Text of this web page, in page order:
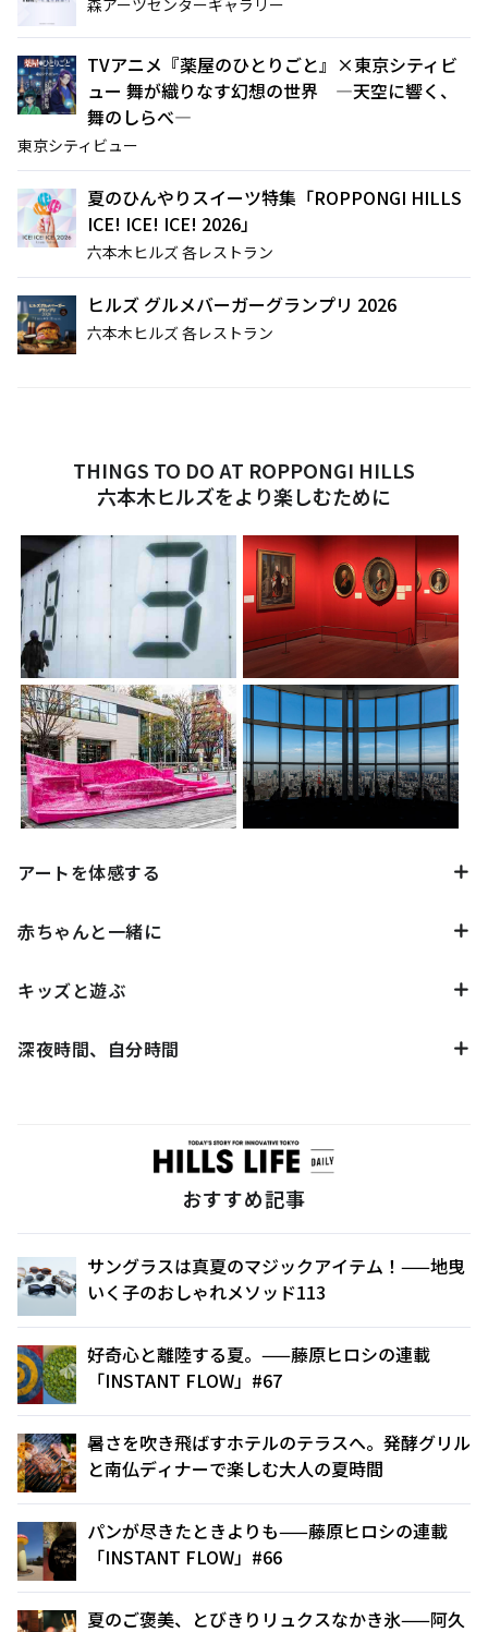
サイト内検索
TVアニメ『薬屋のひとりごと』×東京シティビ
ュー 舞が織りなす幻想の世界 ―天空に響く、
舞のしらべ―
東京シティビュー
夏のひんやりスイーツ特集「ROPPONGI HILLS
ICE! ICE! ICE! 2026」
六本木ヒルズ 各レストラン
ヒルズ グルメバーガーグランプリ 2026
六本木ヒルズ 各レストラン
THINGS TO DO AT ROPPONGI HILLS
六本木ヒルズをより楽しむために
アートを体感する
赤ちゃんと一緒に
キッズと遊ぶ
深夜時間、自分時間
おすすめ記事
サングラスは真夏のマジックアイテム！——地曳
いく子のおしゃれメソッド113
好奇心と離陸する夏。——藤原ヒロシの連載
「INSTANT FLOW」#67
暑さを吹き飛ばすホテルのテラスへ。発酵グリル
と南仏ディナーで楽しむ大人の夏時間
パンが尽きたときよりも——藤原ヒロシの連載
「INSTANT FLOW」#66
夏のご褒美、とびきりリュクスなかき氷——阿久